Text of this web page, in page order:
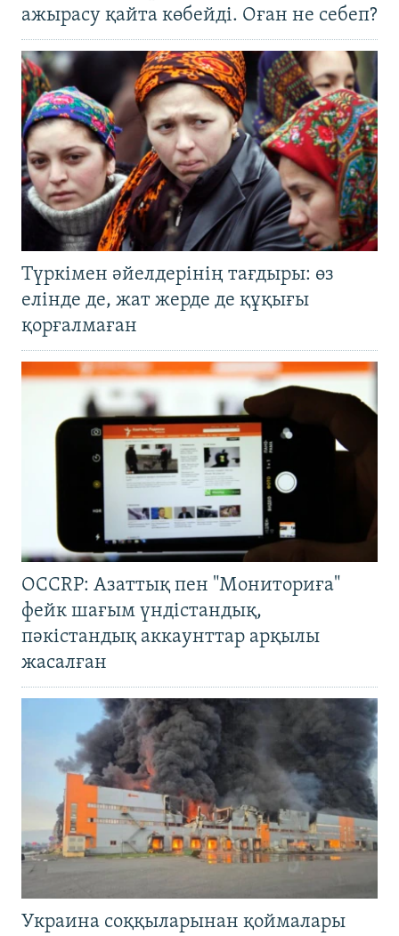
ажырасу қайта көбейді. Оған не себеп?
Түркімен әйелдерінің тағдыры: өз
елінде де, жат жерде де құқығы
қорғалмаған
OCCRP: Азаттық пен "Мониториға"
фейк шағым үндістандық,
пәкістандық аккаунттар арқылы
жасалған
Украина соққыларынан қоймалары